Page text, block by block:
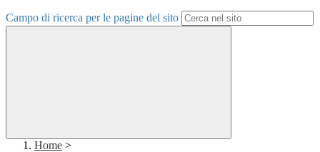
Campo di ricerca per le pagine del sito
Home >